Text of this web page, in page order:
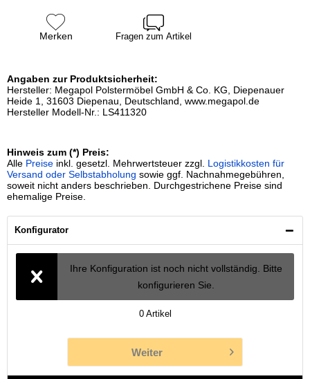
Merken Fragen zum Artikel
Angaben zur Produktsicherheit:
Hersteller: Megapol Polstermöbel GmbH & Co. KG, Diepenauer
Heide 1, 31603 Diepenau, Deutschland, www.megapol.de
Hersteller Modell-Nr.: LS411320
Hinweis zum (*) Preis:
Alle Preise inkl. gesetzl. Mehrwertsteuer zzgl. Logistikkosten für
Versand oder Selbstabholung sowie ggf. Nachnahmegebühren,
soweit nicht anders beschrieben. Durchgestrichene Preise sind
ehemalige Preise.
Konfigurator
Ihre Konfiguration ist noch nicht vollständig. Bitte
konfigurieren Sie.
0 Artikel
Weiter